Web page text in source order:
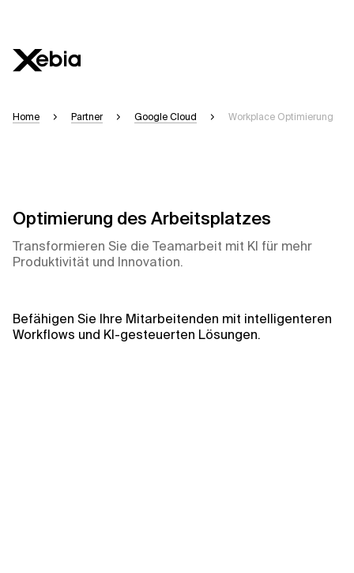
Home Partner Google Cloud Workplace Optimierung
Optimierung des Arbeitsplatzes
Transformieren Sie die Teamarbeit mit KI für mehr
Produktivität und Innovation.
Befähigen Sie Ihre Mitarbeitenden mit intelligenteren
Workflows und KI-gesteuerten Lösungen.